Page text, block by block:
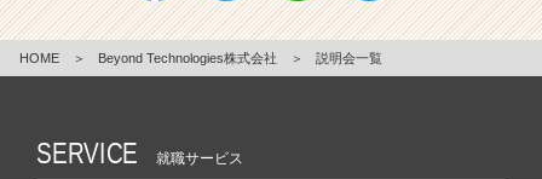
a
r）
HOME ＞ Beyond Technologies株式会社 ＞ 説明会一覧
SERVICE 就職サービス